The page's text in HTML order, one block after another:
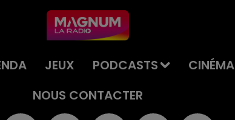
JEUX PODCASTS CINÉMA
NOUS CONTACTER